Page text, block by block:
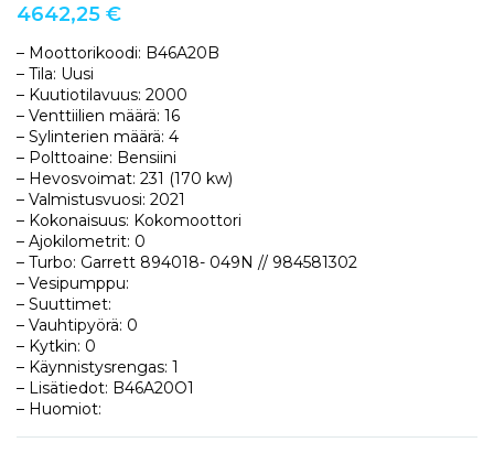
4642,25 €
– Moottorikoodi: B46A20B
– Tila: Uusi
– Kuutiotilavuus: 2000
– Venttiilien määrä: 16
– Sylinterien määrä: 4
– Polttoaine: Bensiini
– Hevosvoimat: 231 (170 kw)
– Valmistusvuosi: 2021
– Kokonaisuus: Kokomoottori
– Ajokilometrit: 0
– Turbo: Garrett 894018- 049N // 984581302
– Vesipumppu:
– Suuttimet:
– Vauhtipyörä: 0
– Kytkin: 0
– Käynnistysrengas: 1
– Lisätiedot: B46A20O1
– Huomiot: